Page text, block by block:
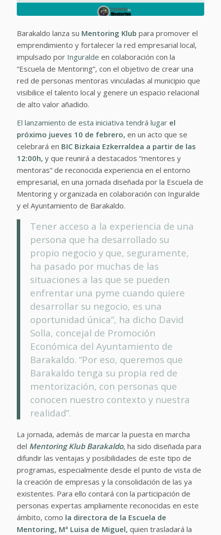
Barakaldo lanza su Mentoring Klub para promover el
emprendimiento y fortalecer la red empresarial local,
impulsado por Inguralde en colaboración con la
“Escuela de Mentoring”, con el objetivo de crear una
red de personas mentoras vinculadas al municipio que
visibilice el talento local y genere un espacio relacional
de alto valor añadido.
El lanzamiento de esta iniciativa tendrá lugar el
próximo jueves 10 de febrero, en un acto que se
celebrará en BIC Bizkaia Ezkerraldea a partir de las
12:00h, y que reunirá a destacados “mentores y
mentoras” de reconocida experiencia en el entorno
empresarial, en una jornada diseñada por la Escuela de
Mentoring y organizada en colaboración con Inguralde
y el Ayuntamiento de Barakaldo.
Tener acceso a la experiencia de una
persona que ha desarrollado su
propio negocio y que, seguramente,
ha pasado por muchas de las
situaciones a las que se pueden
enfrentar una pyme cuando quiere
desarrollar su negocio, es una
oportunidad única”, ha dicho David
Solla, concejal de Promoción
Económica del Ayuntamiento de
Barakaldo. “Por eso, queremos que
Barakaldo tenga su propia red de
mentorización, con personas que
conocen nuestro contexto y nuestra
realidad”.
La jornada, además de marcar la puesta en marcha
del Mentoring Klub Barakaldo, ha sido diseñada para
difundir las ventajas y posibilidades de este tipo de
programas, especialmente desde el punto de vista de
la creación de empresas y la consolidación de las ya
existentes. Para ello contará con la participación de
personas expertas ampliamente reconocidas en este
ámbito, como la directora de la Escuela de
Mentoring, Mª Luisa de Miguel, quien trasladará la